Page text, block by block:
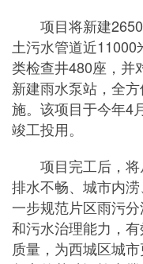
项目将新建2650
土污水管道近
类检查井480座，并
新建雨水泵站，全
施。该项目于今年4
竣工投用。
项目完工后，将
排水不畅、城市内
一步规范片区雨污
和污水治理能力，
质量，为西城区城